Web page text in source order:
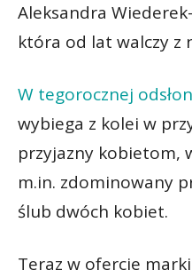
Aleksandra
która od lat walczy z
W tegorocznej
wybiega z kolei w
przyjazny kobietom,
m.in. zdominowany
ślub dwóch kobiet.
Teraz w ofercie marki